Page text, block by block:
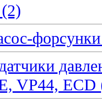
VP44, ECD